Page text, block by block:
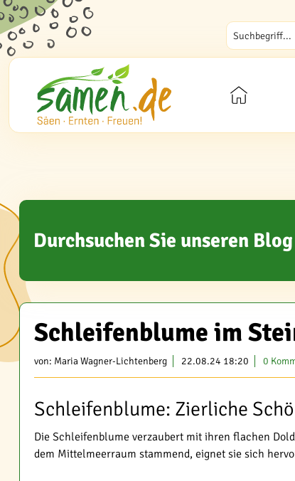
Durchsuchen Sie unseren Blog
Schleifenblume im
von: Maria Wagner-Lichtenberg 22.08.24 18:20 0
Schleifenblume: Zierliche
Die Schleifenblume verzaubert mit ihren flachen
dem Mittelmeerraum stammend, eignet sie sich